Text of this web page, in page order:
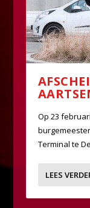
Op 23
Terminal te
LEES